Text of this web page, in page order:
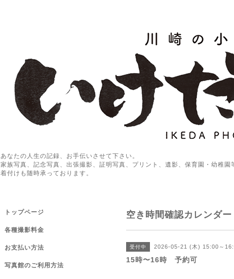
あなたの人生の記録、お手伝いさせて下さい。
家族写真、記念写真、出張撮影、証明写真、プリント、遺影、保育園・幼稚
着付けも随時承っております。
空き時間確認カレンダ
受付中 2026-05-21 (木) 15:00～
15時〜16時 予約可
トップページ
各種撮影料金
お支払い方法
写真館のご利用方法